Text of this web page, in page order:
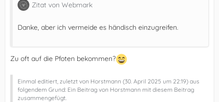
Zitat von Webmark
Danke, aber ich vermeide es händisch einzugreifen.
Zu oft auf die Pfoten bekommen?
Einmal editiert, zuletzt von Horstmann (30. April 2025 um 22:19) aus
folgendem Grund: Ein Beitrag von Horstmann mit diesem Beitrag
zusammengefügt.